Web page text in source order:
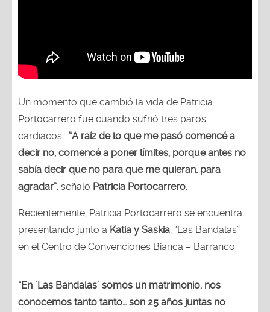
Un momento que cambió la vida de Patricia
Portocarrero fue cuando sufrió tres paros
cardiacos . “A raíz de lo que me pasó comencé a
decir no, comencé a poner límites, porque antes no
sabía decir que no para que me quieran, para
agradar”, señaló Patricia Portocarrero.
Recientemente, Patricia Portocarrero se encuentra
presentando junto a Katia y Saskia, “Las Bandalas”
en el Centro de Convenciones Bianca – Barranco.
“En ´Las Bandalas´ somos un matrimonio, nos
conocemos tanto tanto… son 25 años juntas no